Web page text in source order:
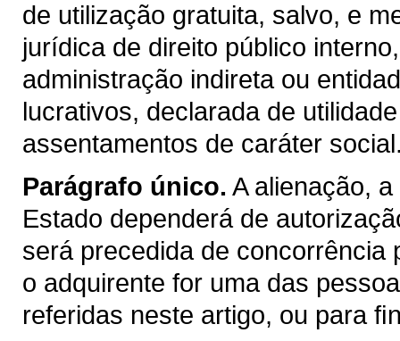
de utilização gratuita, salvo, e
jurídica de direito público
administração indireta ou
lucrativos, declarada de
assentamentos de caráter
Parágrafo único. A alienação,
Estado dependerá de
será precedida de concorrência
o adquirente for uma das
referidas neste artigo, ou para